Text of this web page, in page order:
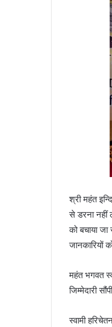
श्री महंत
से डरना नहीं
को बचाया
जानकारियों
महंत भगवत
जिम्मेदारी
स्वामी